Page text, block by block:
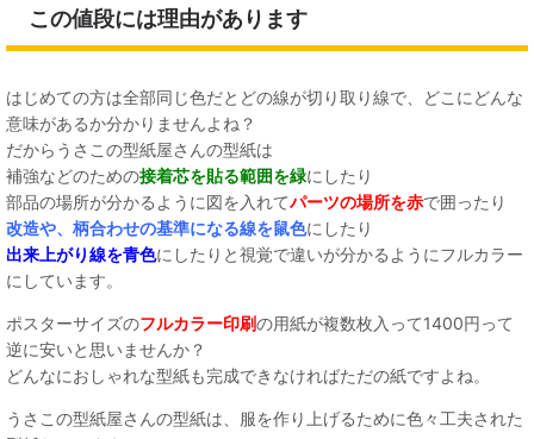
この値段には理由があります
はじめての方は全部同じ色だとどの線が切り取り線で、どこにどんな
意味があるか分かりませんよね？
だからうさこの型紙屋さんの型紙は
補強などのための接着芯を貼る範囲を緑にしたり
部品の場所が分かるように図を入れてパーツの場所を赤で囲ったり
改造や、柄合わせの基準になる線を鼠色にしたり
出来上がり線を青色にしたりと視覚で違いが分かるようにフルカラー
にしています。
ポスターサイズのフルカラー印刷の用紙が複数枚入って1400円って
逆に安いと思いませんか？
どんなにおしゃれな型紙も完成できなければただの紙ですよね。
うさこの型紙屋さんの型紙は、服を作り上げるために色々工夫された